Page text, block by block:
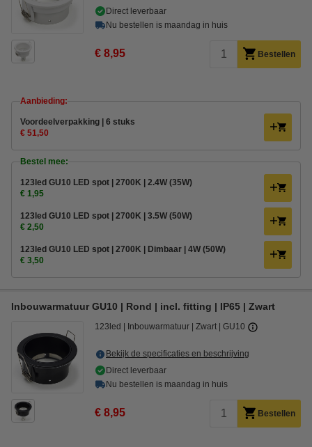
Direct leverbaar
Nu bestellen is maandag in huis
€ 8,95 Bestellen
Aanbieding:
Voordeelverpakking | 6 stuks
€ 51,50
Bestel mee:
123led GU10 LED spot | 2700K | 2.4W (35W)
€ 1,95
123led GU10 LED spot | 2700K | 3.5W (50W)
€ 2,50
123led GU10 LED spot | 2700K | Dimbaar | 4W (50W)
€ 3,50
Inbouwarmatuur GU10 | Rond | incl. fitting | IP65 | Zwart
123led Inbouwarmatuur Zwart GU10
Bekijk de specificaties en beschrijving
Direct leverbaar
Nu bestellen is maandag in huis
€ 8,95 Bestellen